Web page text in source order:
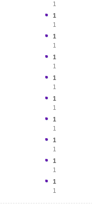
1
1
1
1
1
1
1
1
1
1
1
1
1
1
1
1
1
1
1